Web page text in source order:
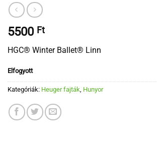
5500 Ft
HGC® Winter Ballet® Linn
Elfogyott
Kategóriák: Heuger fajták, Hunyor